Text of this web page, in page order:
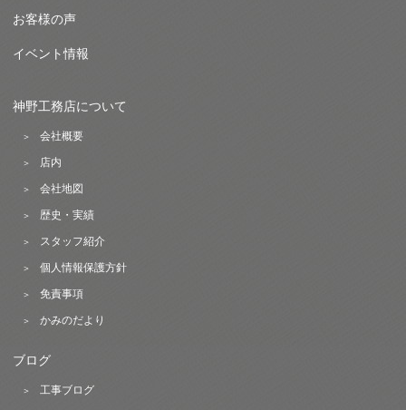
お客様の声
イベント情報
神野工務店について
会社概要
店内
会社地図
歴史・実績
スタッフ紹介
個人情報保護方針
免責事項
かみのだより
ブログ
工事ブログ